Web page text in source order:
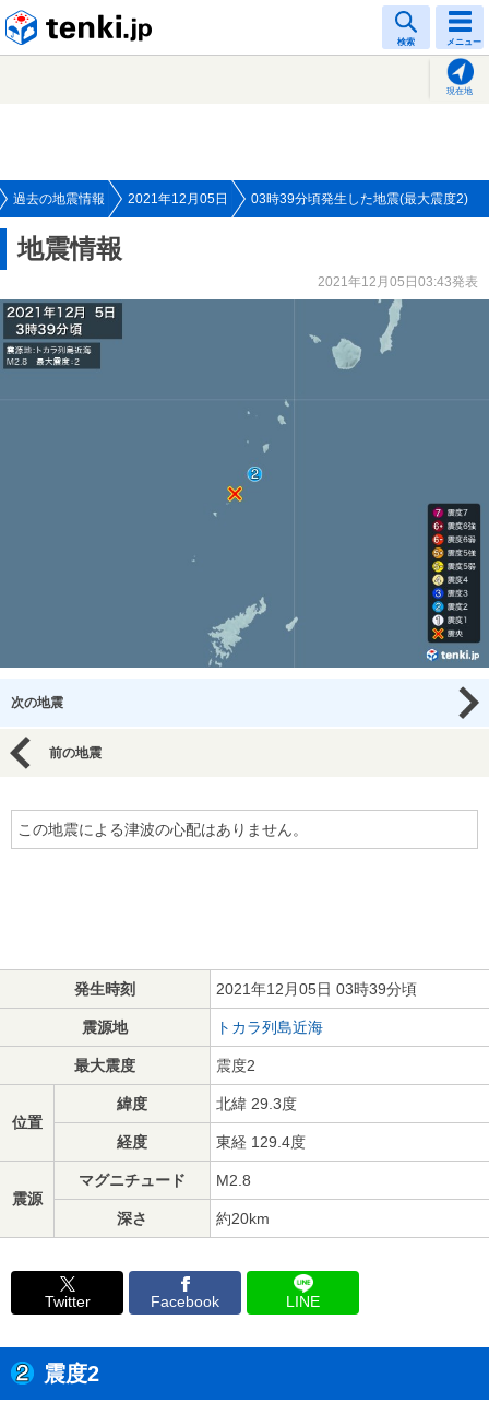
検索 メニュー
現在地
過去の地震情報 2021年12月05日 03時39分頃発生した地震(最大震度2)
地震情報
2021年12月05日03:43発表
次の地震
前の地震
この地震による津波の心配はありません。
発生時刻 2021年12月05日 03時39分頃
震源地 トカラ列島近海
最大震度 震度2
位置
緯度 北緯 29.3度
経度 東経 129.4度
震源
マグニチュード M2.8
深さ 約20km
Twitter Facebook LINE
震度2